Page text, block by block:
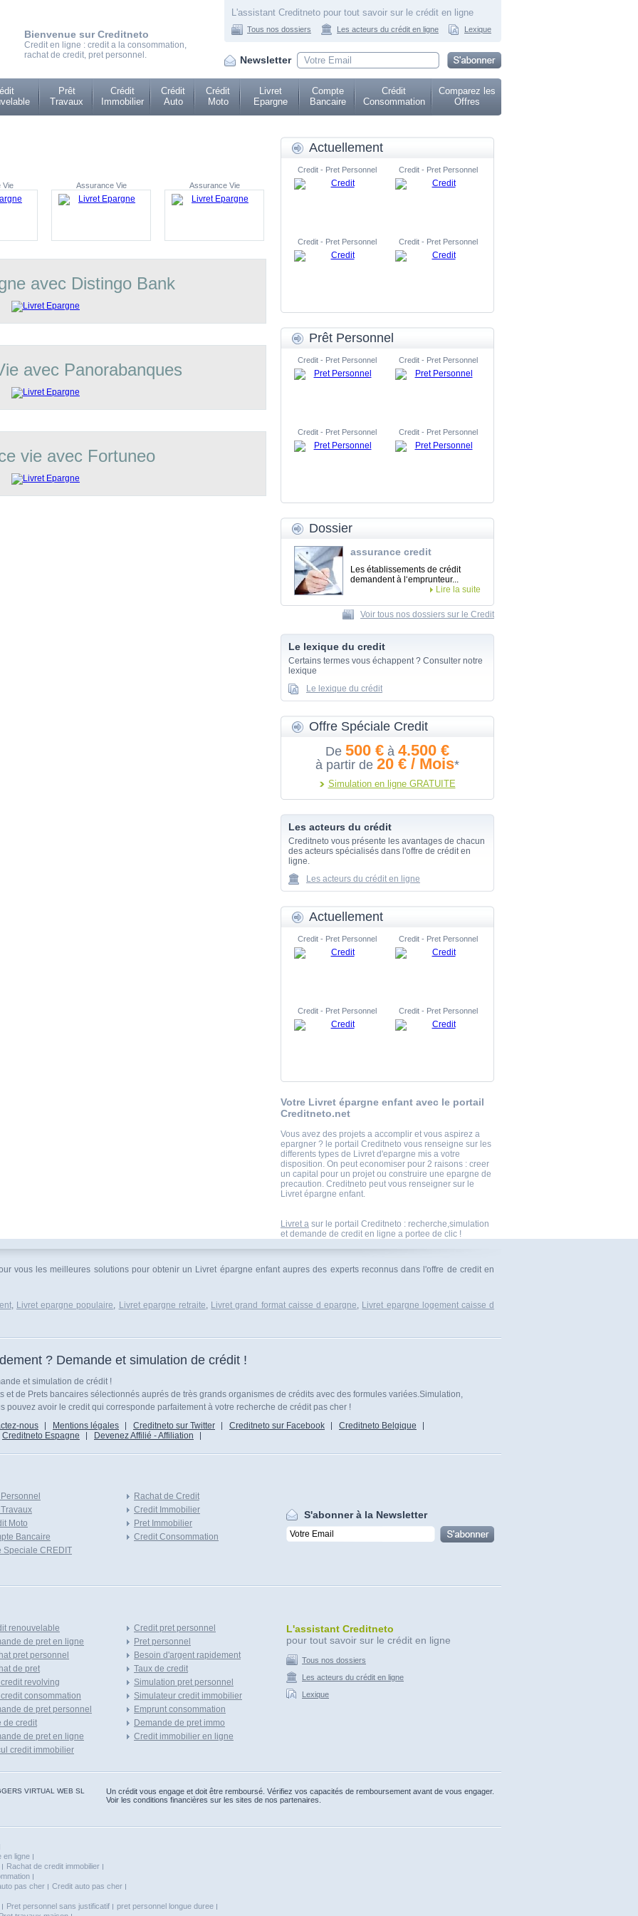
Bienvenue sur Creditneto
Credit en ligne : credit a la consommation,
rachat de credit, pret personnel.
L'assistant Creditneto pour tout savoir sur le crédit en ligne
Tous nos dossiers Les acteurs du crédit en ligne Lexique
Newsletter
Prêt
Travaux
Crédit
Immobilier
Crédit
Auto
Crédit
Moto
Livret
Epargne
Compte
Bancaire
Crédit
Consommation
Comparez les
Offres
Vie Assurance Vie Assurance Vie
avec Distingo Bank
avec Panorabanques
vie avec Fortuneo
Actuellement
Credit - Pret Personnel Credit - Pret Personnel
Credit - Pret Personnel Credit - Pret Personnel
Prêt Personnel
Credit - Pret Personnel Credit - Pret Personnel
Credit - Pret Personnel Credit - Pret Personnel
Dossier
assurance credit
Les établissements de crédit
demandent à l‘emprunteur...
Lire la suite
Voir tous nos dossiers sur le Credit
Le lexique du credit
Certains termes vous échappent ? Consulter notre
lexique
Le lexique du crédit
Offre Spéciale Credit
De 500 € à 4.500 €
à partir de 20 € / Mois*
Simulation en ligne GRATUITE
Les acteurs du crédit
Creditneto vous présente les avantages de chacun
des acteurs spécialisés dans l'offre de crédit en
ligne.
Les acteurs du crédit en ligne
Actuellement
Credit - Pret Personnel Credit - Pret Personnel
Credit - Pret Personnel Credit - Pret Personnel
Votre Livret épargne enfant avec le portail
Creditneto.net
Vous avez des projets a accomplir et vous aspirez a
epargner ? le portail Creditneto vous renseigne sur les
differents types de Livret d'epargne mis a votre
disposition. On peut economiser pour 2 raisons : creer
un capital pour un projet ou construire une epargne de
precaution. Creditneto peut vous renseigner sur le
Livret épargne enfant.
Livret a sur le portail Creditneto : recherche,simulation
et demande de credit en ligne a portee de clic !
vous les meilleures solutions pour obtenir un Livret épargne enfant aupres des experts reconnus dans l'offre de credit en
, Livret epargne populaire, Livret epargne retraite, Livret grand format caisse d epargne, Livret epargne logement caisse d
? Demande et simulation de crédit !
et simulation de crédit !
et de Prets bancaires sélectionnés auprés de très grands organismes de crédits avec des formules variées.Simulation,
pouvez avoir le credit qui corresponde parfaitement à votre recherche de crédit pas cher !
nous Mentions légales Creditneto sur Twitter Creditneto sur Facebook
Creditneto Belgique
Creditneto Espagne Devenez Affilié - Affiliation
Travaux
Moto
Bancaire
Speciale CREDIT
Rachat de Credit
Credit Immobilier
Pret Immobilier
Credit Consommation
S'abonner à la Newsletter
renouvelable
de pret en ligne
pret personnel
de pret
credit revolving
credit consommation
de pret personnel
de credit
de pret en ligne
credit immobilier
Credit pret personnel
Pret personnel
Besoin d'argent rapidement
Taux de credit
Simulation pret personnel
Simulateur credit immobilier
Emprunt consommation
Demande de pret immo
Credit immobilier en ligne
L'assistant Creditneto
pour tout savoir sur le crédit en ligne
Tous nos dossiers
Les acteurs du crédit en ligne
Lexique
VIRTUAL WEB SL
Un crédit vous engage et doit être remboursé. Vérifiez vos capacités de remboursement avant de vous engager.
Voir les conditions financières sur les sites de nos partenaires.
en ligne
Rachat de credit immobilier
pas cher
Credit auto pas cher
Pret personnel sans justificatif
pret personnel longue duree